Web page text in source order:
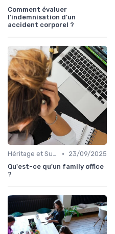
Comment évaluer
l'indemnisation d'un
accident corporel ?
Héritage et Succession •
23/09/2025
Qu'est-ce qu'un family office
?